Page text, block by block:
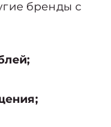
бренды с